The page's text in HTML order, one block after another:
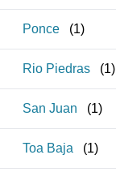
Ponce (1)
Rio Piedras (1)
San Juan (1)
Toa Baja (1)